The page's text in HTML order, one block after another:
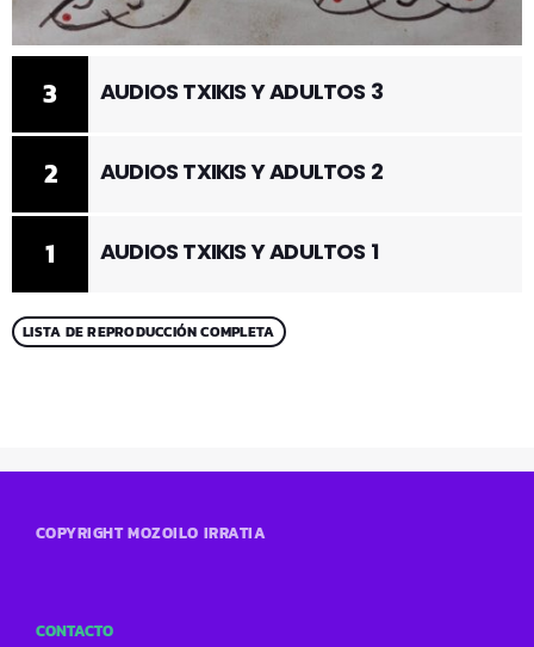
1 AUDIOS TXIKIS Y ADULTOS 1
2 AUDIOS TXIKIS Y ADULTOS 2
3 AUDIOS TXIKIS Y ADULTOS 3
LISTA DE REPRODUCCIÓN COMPLETA
COPYRIGHT MOZOILO IRRATIA
CONTACTO